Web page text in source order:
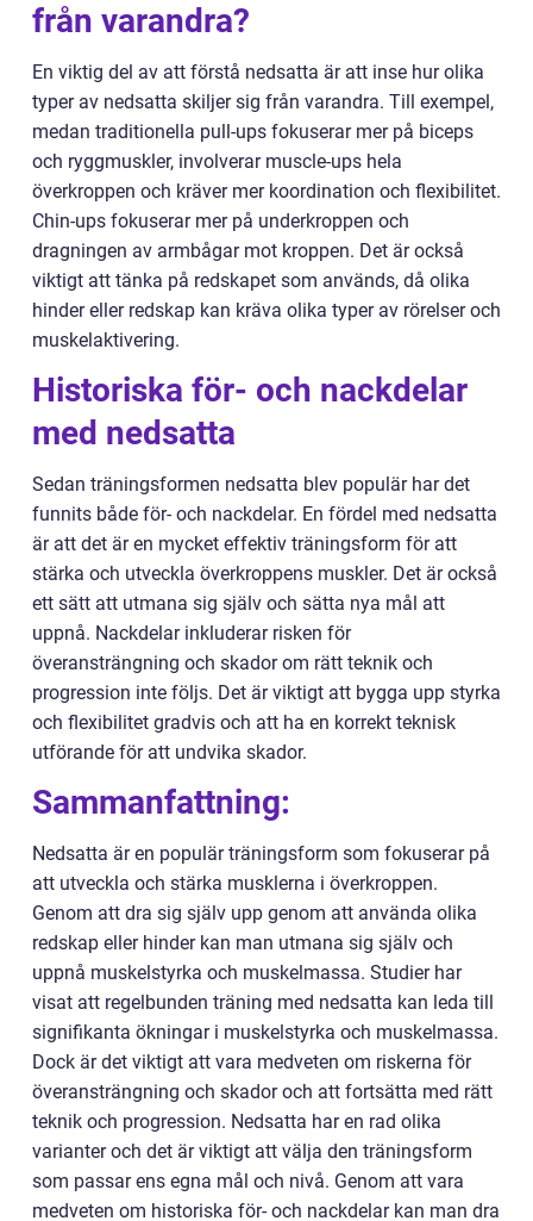
från varandra?
En viktig del av att förstå nedsatta är att inse hur olika
typer av nedsatta skiljer sig från varandra. Till exempel,
medan traditionella pull-ups fokuserar mer på biceps
och ryggmuskler, involverar muscle-ups hela
överkroppen och kräver mer koordination och flexibilitet.
Chin-ups fokuserar mer på underkroppen och
dragningen av armbågar mot kroppen. Det är också
viktigt att tänka på redskapet som används, då olika
hinder eller redskap kan kräva olika typer av rörelser och
muskelaktivering.
Historiska för- och nackdelar
med nedsatta
Sedan träningsformen nedsatta blev populär har det
funnits både för- och nackdelar. En fördel med nedsatta
är att det är en mycket effektiv träningsform för att
stärka och utveckla överkroppens muskler. Det är också
ett sätt att utmana sig själv och sätta nya mål att
uppnå. Nackdelar inkluderar risken för
överansträngning och skador om rätt teknik och
progression inte följs. Det är viktigt att bygga upp styrka
och flexibilitet gradvis och att ha en korrekt teknisk
utförande för att undvika skador.
Sammanfattning:
Nedsatta är en populär träningsform som fokuserar på
att utveckla och stärka musklerna i överkroppen.
Genom att dra sig själv upp genom att använda olika
redskap eller hinder kan man utmana sig själv och
uppnå muskelstyrka och muskelmassa. Studier har
visat att regelbunden träning med nedsatta kan leda till
signifikanta ökningar i muskelstyrka och muskelmassa.
Dock är det viktigt att vara medveten om riskerna för
överansträngning och skador och att fortsätta med rätt
teknik och progression. Nedsatta har en rad olika
varianter och det är viktigt att välja den träningsform
som passar ens egna mål och nivå. Genom att vara
medveten om historiska för- och nackdelar kan man dra